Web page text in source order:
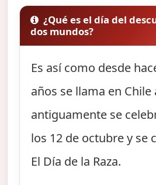
¿Qué es el día del
dos mundos?
Es así como desde
años se llama en Chile
antiguamente se
los 12 de octubre y se
El Día de la Raza.